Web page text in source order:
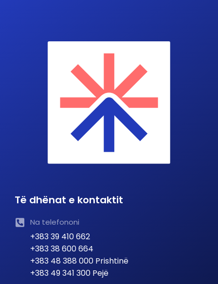
Të dhënat e kontaktit
Na telefononi
+383 39 410 662
+383 38 600 664
+383 48 388 000 Prishtinë
+383 49 341 300 Pejë